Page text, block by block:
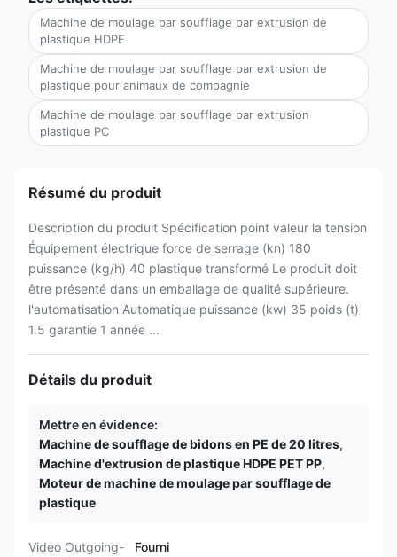
Machine de moulage par soufflage par extrusion de
plastique HDPE
Machine de moulage par soufflage par extrusion de
plastique pour animaux de compagnie
Machine de moulage par soufflage par extrusion
plastique PC
Résumé du produit
Description du produit Spécification point valeur la tension
Équipement électrique force de serrage (kn) 180
puissance (kg/h) 40 plastique transformé Le produit doit
être présenté dans un emballage de qualité supérieure.
l'automatisation Automatique puissance (kw) 35 poids (t)
1.5 garantie 1 année ...
Détails du produit
Mettre en évidence:
Machine de soufflage de bidons en PE de 20 litres,
Machine d'extrusion de plastique HDPE PET PP,
Moteur de machine de moulage par soufflage de
plastique
Video Outgoing-
Fourni